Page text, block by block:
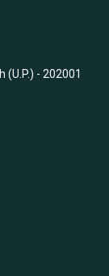
(U.P.) - 202001